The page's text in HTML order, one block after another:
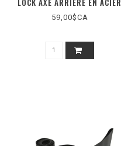
LOCK AXE ARRIÈRE EN ACIER
59,00$CA